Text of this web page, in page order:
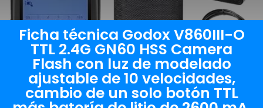
Ficha técnica Godox V860III-O
TTL 2.4G GN60 HSS Camera
Flash con luz de modelado
ajustable de 10 velocidades,
cambio de un solo botón TTL